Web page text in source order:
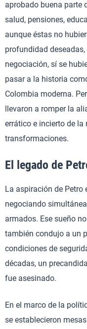
aprobado buena parte
salud, pensiones,
aunque éstas no
profundidad
negociación, sí se
pasar a la historia
Colombia moderna.
llevaron a romper la
errático e incierto de la
transformaciones.
El legado de
La aspiración de Petro
negociando
armados. Ese sueño
también condujo a un
condiciones de
décadas, un
fue asesinado.
En el marco de la
se establecieron